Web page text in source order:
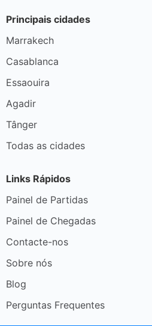
Principais cidades
Marrakech
Casablanca
Essaouira
Agadir
Tânger
Todas as cidades
Links Rápidos
Painel de Partidas
Painel de Chegadas
Contacte-nos
Sobre nós
Blog
Perguntas Frequentes